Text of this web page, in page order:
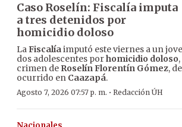
Caso Roselín: Fiscalía imputa
a tres detenidos por
homicidio doloso
LaFiscalíaimputó este viernes a un
dos adolescentes porhomicidio doloso
crimen de Roselín Florentín Gómez,
ocurrido en Caazapá.
Agosto 7, 2026 07:57 p. m. · Redacción ÚH